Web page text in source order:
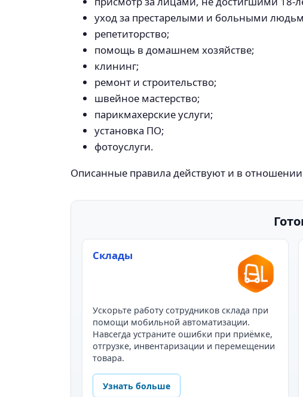
уход за престарелыми и больными
репетиторство;
помощь в домашнем хозяйстве;
клининг;
ремонт и строительство;
швейное мастерство;
парикмахерские услуги;
установка ПО;
фотоуслуги.
Описанные правила действуют и в
Склады
Ускорьте работу сотрудников склада при
помощи мобильной автоматизации.
Навсегда устраните ошибки при приёмке,
отгрузке, инвентаризации и перемещении
товара.
Узнать больше